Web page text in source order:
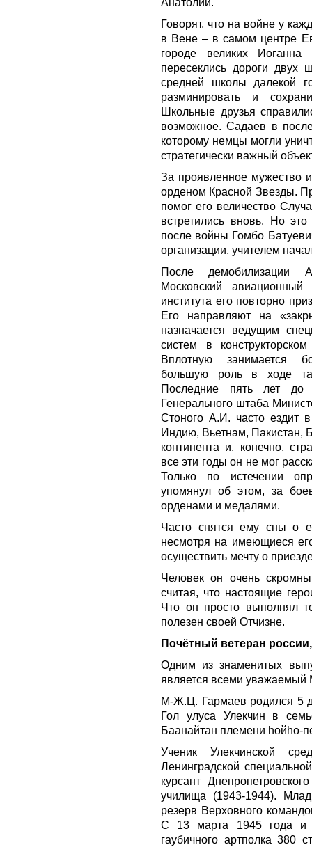
Говорят, что на войне у
в Вене – в самом центре
городе великих
пересеклись дороги двух
средней школы далекой
разминировать и
Школьные друзья
возможное. Садаев в
которому немцы могли
стратегически важный
За проявленное мужество
орденом Красной Звезды.
помог его величество
встретились вновь. Но
после войны Гомбо
организации, учителем
После демобилизации
Московский
института его повторно
Его направляют на
назначается ведущим
систем в
Вплотную занимается
большую роль в ходе
Последние пять лет
Генерального штаба
Стоного А.И. часто ездит
Индию, Вьетнам, Пакистан,
континента и, конечно,
все эти годы он не мог
Только по истечении
упомянул об этом, за
орденами и медалями.
Часто снятся ему сны о
несмотря на имеющиеся
осуществить мечту о
Человек он очень
считая, что настоящие
Что он просто выполнял
полезен своей Отчизне.
Почётный ветеран
Одним из знаменитых
является всеми
М-Ж.Ц. Гармаев родился 5
Гол улуса Улекчин в
Баанайтан племени hойhо-
Ученик Улекчинской
Ленинградской
курсант
училища (1943-1944).
резерв Верховного
С 13 марта 1945 года и
гаубичного артполка 380